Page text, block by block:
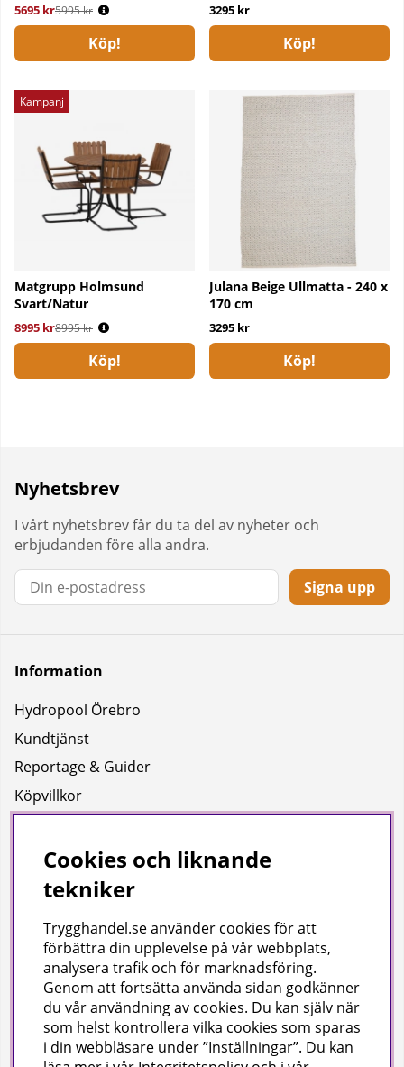
5695 kr
Ordinarie pris:
5995 kr
Köp!
3295 kr
Köp!
Kampanj
Matgrupp Holmsund
Svart/Natur
8995 kr
Ordinarie pris:
8995 kr
Köp!
Julana Beige Ullmatta - 240 x
170 cm
3295 kr
Köp!
Nyhetsbrev
I vårt nyhetsbrev får du ta del av nyheter och
erbjudanden före alla andra.
Signa upp
Information
Hydropool Örebro
Kundtjänst
Reportage & Guider
Köpvillkor
Uppgifter för leverans
Om oss
Företagsinformation / hitta till oss
Gilla oss på facebook!
Ta del av inspiration, tävlingar och mycket mer
Cookies och liknande
tekniker
Trygghandel.se använder cookies för att
förbättra din upplevelse på vår webbplats,
analysera trafik och för marknadsföring.
Genom att fortsätta använda sidan godkänner
du vår användning av cookies. Du kan själv när
som helst kontrollera vilka cookies som sparas
i din webbläsare under ”Inställningar”. Du kan